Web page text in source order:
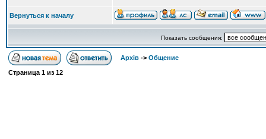
Вернуться к началу
Показать сообщения:
Архів -> Общение
Страница 1 из 12